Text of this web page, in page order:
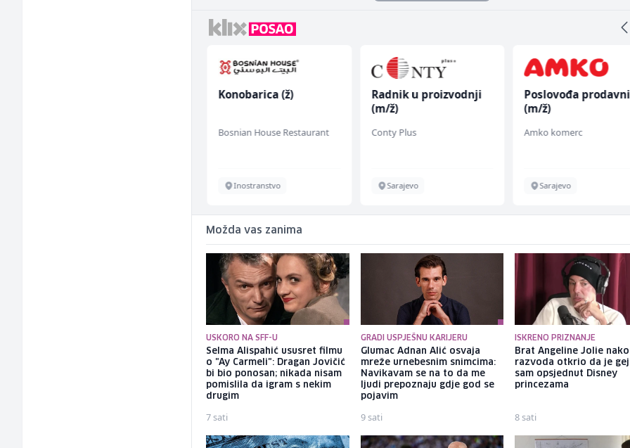
Konobarica (ž)
Bosnian House Restaurant
Inostranstvo
Radnik u proizvodnji
(m/ž)
Conty Plus
Sarajevo
Poslovođa
(m/ž)
Amko komerc
Sarajevo
Možda vas zanima
USKORO NA SFF-U
Selma Alispahić ususret filmu
o "Ay Carmeli": Dragan Jovičić
bi bio ponosan; nikada nisam
pomislila da igram s nekim
drugim
7 sati
GRADI USPJEŠNU KARIJERU
Glumac Adnan Alić osvaja
mreže urnebesnim snimcima:
Navikavam se na to da me
ljudi prepoznaju gdje god se
pojavim
9 sati
ISKRENO PRIZNANJE
Brat Angeline Jolie
razvoda otkrio da je
sam opsjednut Disney
princezama
8 sati